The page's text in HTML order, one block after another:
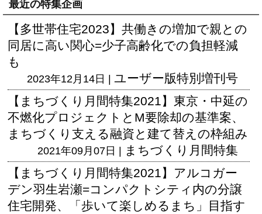
最近の特集企画
【多世帯住宅2023】共働きの増加で親との
同居に高い関心=少子高齢化での負担軽減
も
2023年12月14日 | ユーザー版特別増刊号
【まちづくり月間特集2021】東京・中延の
不燃化プロジェクトとM要除却の基準案、
まちづくり支える融資と建て替えの枠組み
2021年09月07日 | まちづくり月間特集
【まちづくり月間特集2021】アルコガー
デン羽生岩瀬=コンパクトシティ内の分譲
住宅開発、「歩いて楽しめるまち」目指す